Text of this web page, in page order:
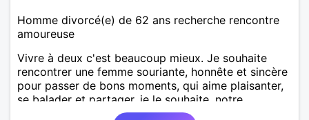
Homme divorcé(e) de 62 ans recherche rencontre
amoureuse
Vivre à deux c'est beaucoup mieux. Je souhaite
rencontrer une femme souriante, honnête et sincère
pour passer de bons moments, qui aime plaisanter,
se balader et partager, je le souhaite, notre
complicité. J'aime beaucoup les chantiers de